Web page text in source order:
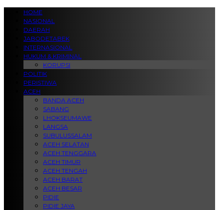
HOME
NASIONAL
DAERAH
JABODETABEK
INTERNASIONAL
HUKUM & KRIMINAL
KORUPSI
POLITIK
PERISTIWA
ACEH
BANDA ACEH
SABANG
LHOKSEUMAWE
LANGSA
SUBULUSSALAM
ACEH SELATAN
ACEH TENGGARA
ACEH TIMUR
ACEH TENGAH
ACEH BARAT
ACEH BESAR
PIDIE
PIDIE JAYA